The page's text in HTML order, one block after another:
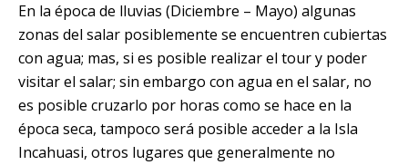
En la época de lluvias (Diciembre – Mayo) algunas
zonas del salar posiblemente se encuentren cubiertas
con agua; mas, si es posible realizar el tour y poder
visitar el salar; sin embargo con agua en el salar, no
es posible cruzarlo por horas como se hace en la
época seca, tampoco será posible acceder a la Isla
Incahuasi, otros lugares que generalmente no